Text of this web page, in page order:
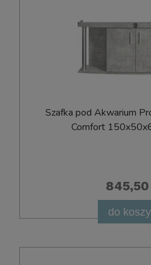
Szafka pod Akwarium
Comfort
845,50
do